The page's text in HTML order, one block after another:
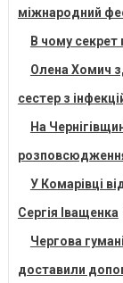
міжнародний
В чому секрет
Олена Хомич
сестер з
На
У Комарівці
Сергія Іващенка
Чергова
доставили